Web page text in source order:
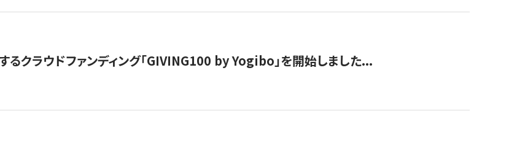
クラウドファンディング「GIVING100 by Yogibo」を開始しました...